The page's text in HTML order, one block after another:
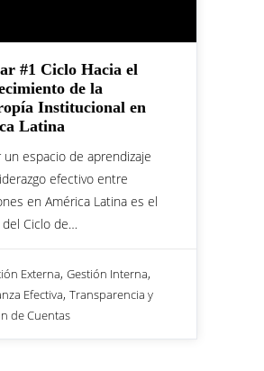
#1 Ciclo Hacia el
de la
Institucional en
Latina
un espacio de aprendizaje
efectivo entre
en América Latina es el
Ciclo de…
Externa, Gestión Interna,
Efectiva, Transparencia y
de Cuentas